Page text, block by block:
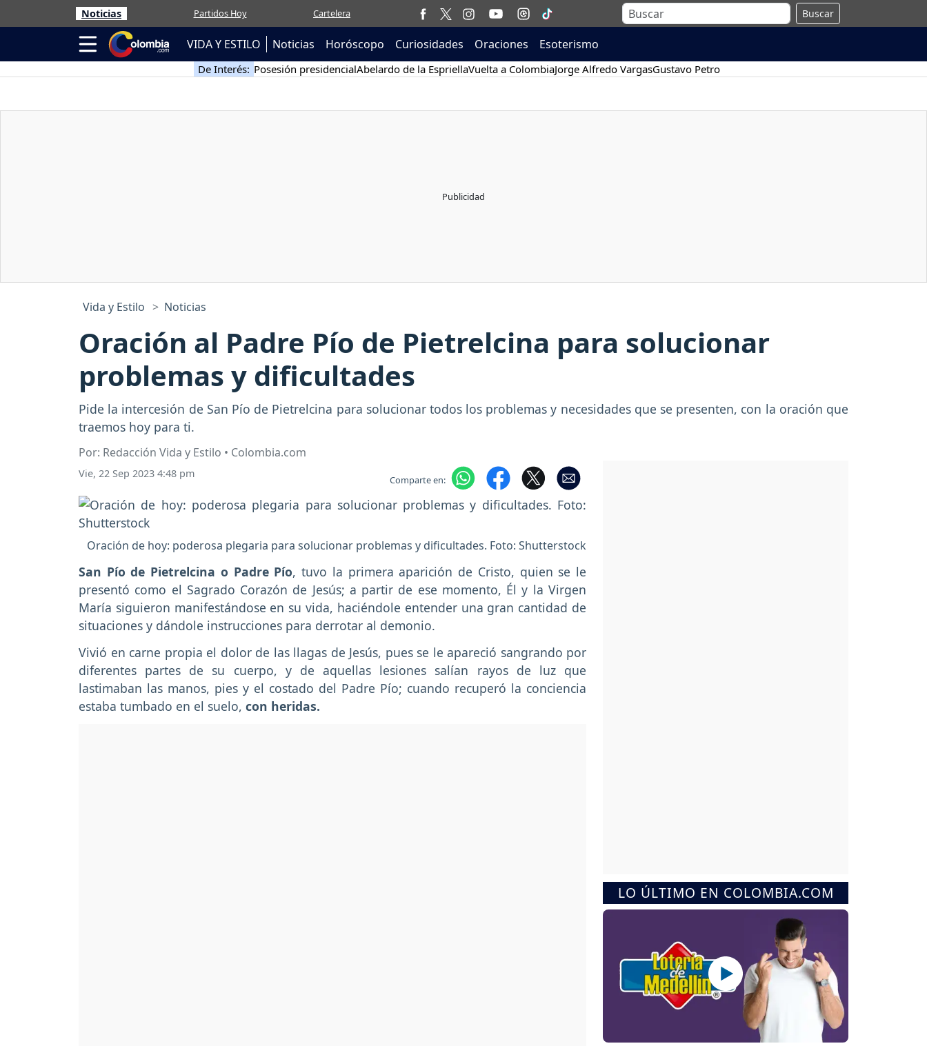
Noticias Partidos Hoy Cartelera Buscar
VIDA Y ESTILO Noticias Horóscopo Curiosidades Oraciones Esoterismo
De Interés: Posesión presidencialAbelardo de la EspriellaVuelta a ColombiaJorge Alfredo VargasGustavo Petro
Vida y Estilo Noticias
Oración al Padre Pío de Pietrelcina para solucionar
problemas y dificultades
Pide la intercesión de San Pío de Pietrelcina para solucionar todos los problemas y necesidades que se presenten, con la oración que
traemos hoy para ti.
Por: Redacción Vida y Estilo • Colombia.com
Vie, 22 Sep 2023 4:48 pm Comparte en:
Oración de hoy: poderosa plegaria para solucionar problemas y dificultades. Foto: Shutterstock
San Pío de Pietrelcina o Padre Pío, tuvo la primera aparición de Cristo, quien se le
presentó como el Sagrado Corazón de Jesús; a partir de ese momento, Él y la Virgen
María siguieron manifestándose en su vida, haciéndole entender una gran cantidad de
situaciones y dándole instrucciones para derrotar al demonio.
Vivió en carne propia el dolor de las llagas de Jesús, pues se le apareció sangrando por
diferentes partes de su cuerpo, y de aquellas lesiones salían rayos de luz que
lastimaban las manos, pies y el costado del Padre Pío; cuando recuperó la conciencia
estaba tumbado en el suelo, con heridas.
LO ÚLTIMO EN COLOMBIA.COM